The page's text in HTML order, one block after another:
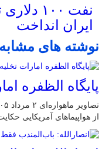
نفت ۱۰۰
ایران انداخت
نوشته های مشابه
پایگاه الظفره
از هواپیماهای آمریکایی